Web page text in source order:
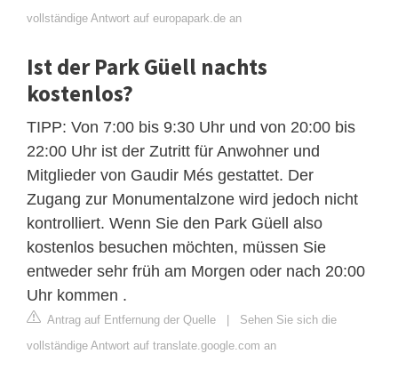
vollständige Antwort auf europapark.de an
Ist der Park Güell nachts
kostenlos?
TIPP: Von 7:00 bis 9:30 Uhr und von 20:00 bis
22:00 Uhr ist der Zutritt für Anwohner und
Mitglieder von Gaudir Més gestattet. Der
Zugang zur Monumentalzone wird jedoch nicht
kontrolliert. Wenn Sie den Park Güell also
kostenlos besuchen möchten, müssen Sie
entweder sehr früh am Morgen oder nach 20:00
Uhr kommen .
Antrag auf Entfernung der Quelle | Sehen Sie sich die
vollständige Antwort auf translate.google.com an